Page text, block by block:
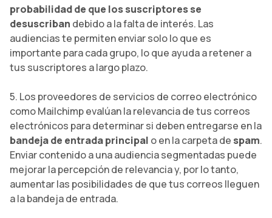
probabilidad de que los suscriptores se
desuscriban debido a la falta de interés. Las
audiencias te permiten enviar solo lo que es
importante para cada grupo, lo que ayuda a retener a
tus suscriptores a largo plazo.
5. Los proveedores de servicios de correo electrónico
como Mailchimp evalúan la relevancia de tus correos
electrónicos para determinar si deben entregarse en la
bandeja de entrada principal o en la carpeta de spam.
Enviar contenido a una audiencia segmentadas puede
mejorar la percepción de relevancia y, por lo tanto,
aumentar las posibilidades de que tus correos lleguen
a la bandeja de entrada.